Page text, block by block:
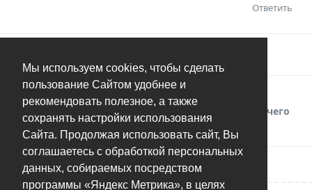
Мы используем cookies, чтобы сделать
пользование Сайтом удобнее и
рекомендовать полезное, а также
сохранять настройки использования
Сайта. Продолжая использовать сайт, Вы
соглашаетесь с обработкой персональных
данных, собираемых посредством
программы «Яндекс Метрика», в целях
Ответить
1сообщение было перемещено в
закрылась в фоновом процессе второго рабочего
стола.